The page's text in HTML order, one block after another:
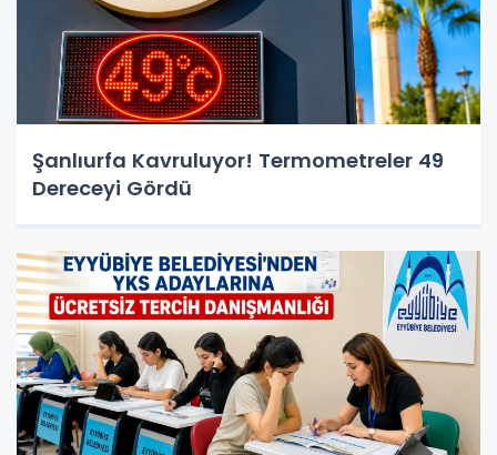
Şanlıurfa Kavruluyor! Termometreler 49
Dereceyi Gördü